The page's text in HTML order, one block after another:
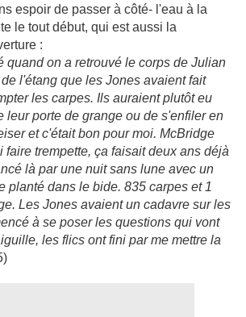
espoir de passer à côté- l'eau à la
le tout début, qui est aussi la
:
quand on a retrouvé le corps de Julian
l'étang que les Jones avaient fait
les carpes. Ils auraient plutôt eu
leur porte de grange ou de s'enfiler en
et c'était bon pour moi. McBridge
faire trempette, ça faisait deux ans déjà
là par une nuit sans lune avec un
planté dans le bide. 835 carpes et 1
Les Jones avaient un cadavre sur les
à se poser les questions qui vont
les flics ont fini par me mettre la